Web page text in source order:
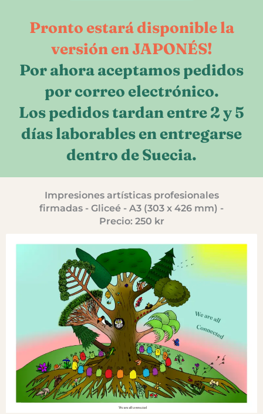
Pronto estará disponible la
versión en JAPONÉS!
Por ahora aceptamos pedidos
por correo electrónico.
Los pedidos tardan entre 2 y 5
días laborables en entregarse
dentro de Suecia.
Impresiones artísticas profesionales
firmadas - Gliceé - A3 (303 x 426 mm) -
Precio: 250 kr